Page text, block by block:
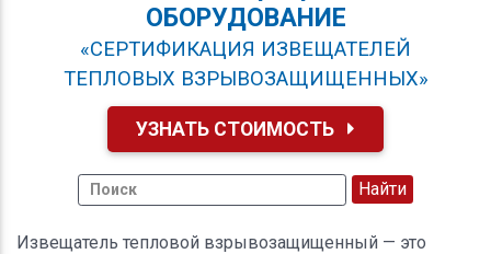
ОБОРУДОВАНИЕ
«СЕРТИФИКАЦИЯ ИЗВЕЩАТЕЛЕЙ
ТЕПЛОВЫХ ВЗРЫВОЗАЩИЩЕННЫХ»
УЗНАТЬ СТОИМОСТЬ
Извещатель тепловой взрывозащищенный — это